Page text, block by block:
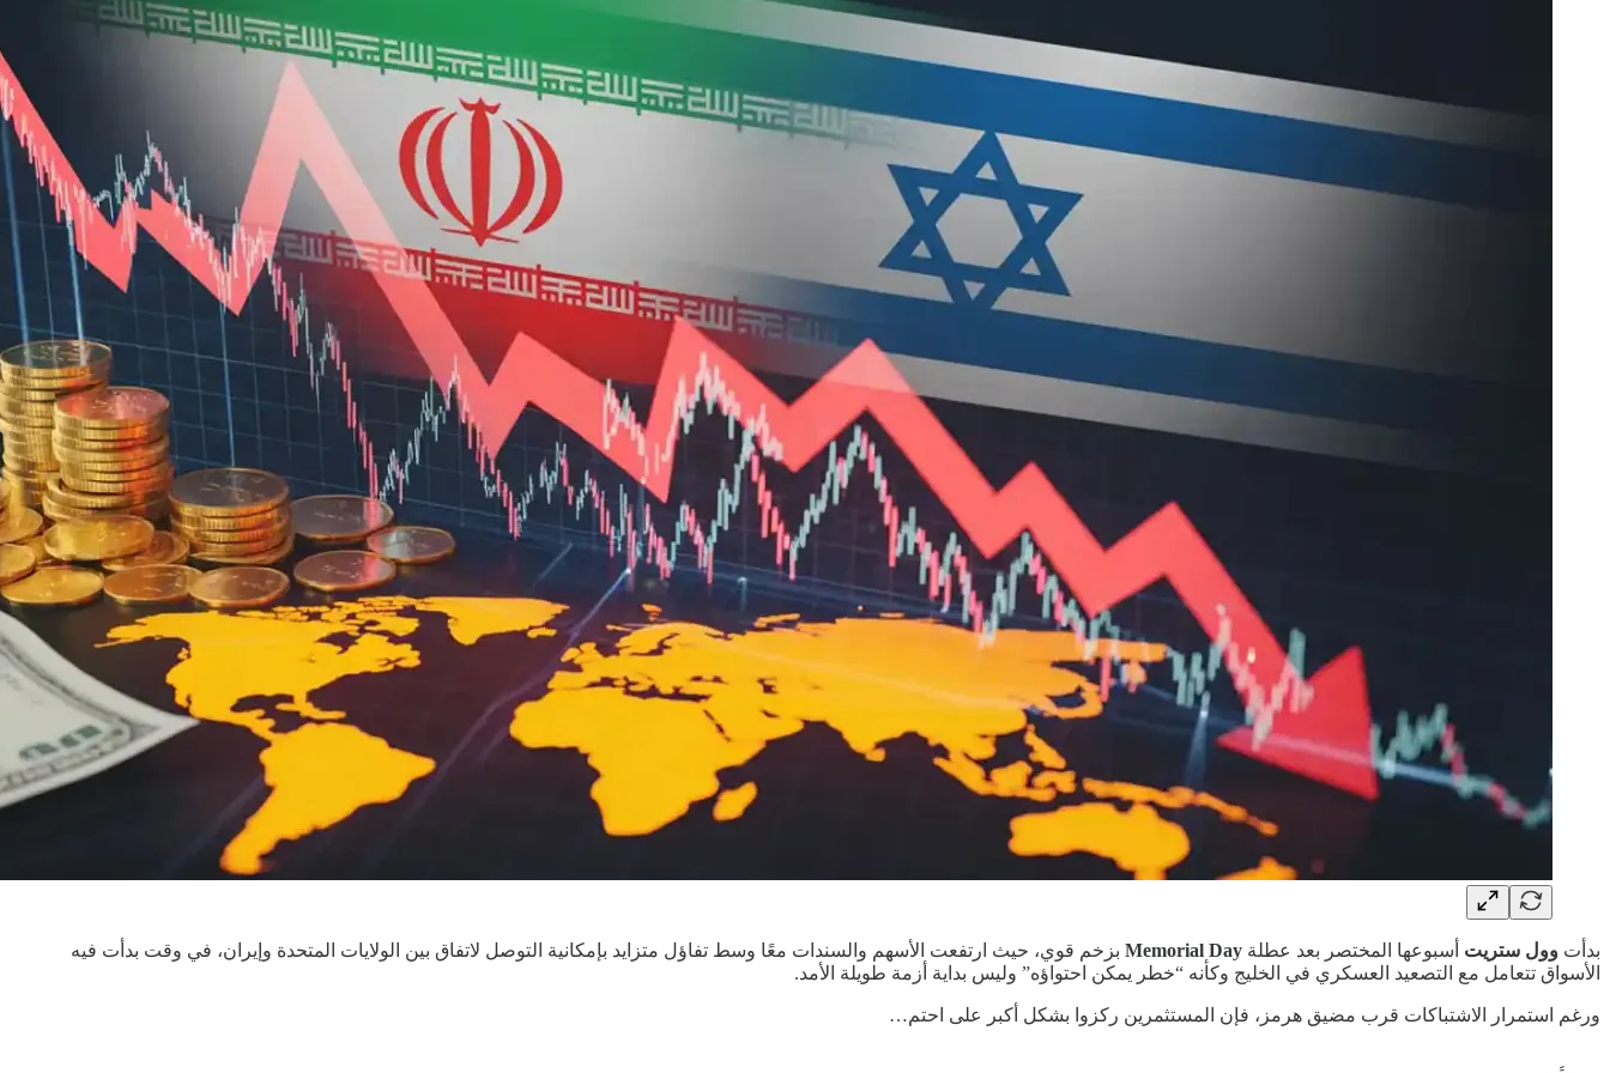
بدأت وول ستريت أسبوعها المختصر بعد عطلة Memorial Day بزخم قوي، حيث ارتفعت الأسهم والسندات معًا وسط تفاؤل متزايد بإمكانية التوصل لاتفاق بين الولايات المتحدة وإيران، في وقت بدأت فيه
الأسواق تتعامل مع التصعيد العسكري في الخليج وكأنه “خطر يمكن احتواؤه” وليس بداية أزمة طويلة الأمد.
ورغم استمرار الاشتباكات قرب مضيق هرمز، فإن المستثمرين ركزوا بشكل أكبر على احتم…